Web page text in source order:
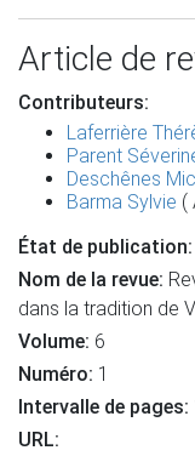
Article de
Contributeurs:
Laferrière
Parent
Deschênes
Barma Sylvie (
État de publication:
Nom de la revue:
dans la tradition de
Volume: 6
Numéro: 1
Intervalle de pages:
URL: